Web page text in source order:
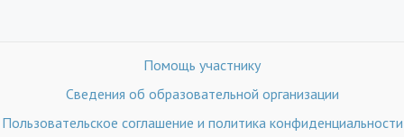
Помощь участнику
Сведения об образовательной организации
Пользовательское соглашение и политика конфиденциальности